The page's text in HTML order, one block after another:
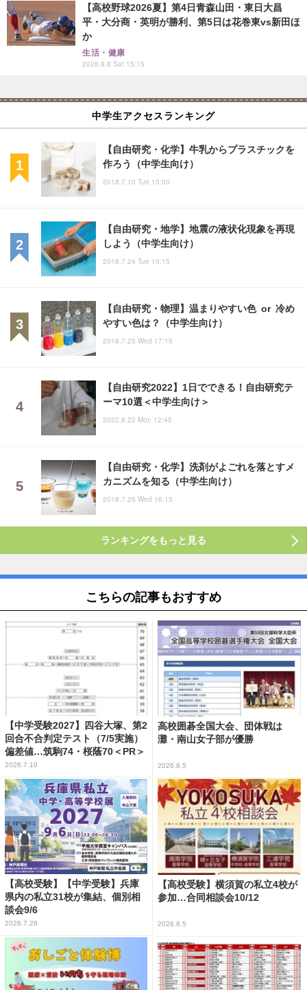
【高校野球2026夏】第4日青森山田・東日大昌
平・大分商・英明が勝利、第5日は花巻東vs新田ほ
か
生活・健康
2026.8.8 Sat 15:15
中学生アクセスランキング
【自由研究・化学】牛乳からプラスチックを
作ろう（中学生向け）
2018.7.10 Tue 15:00
【自由研究・地学】地震の液状化現象を再現
しよう（中学生向け）
2018.7.24 Tue 10:15
【自由研究・物理】温まりやすい色 or 冷め
やすい色は？（中学生向け）
2018.7.25 Wed 17:15
【自由研究2022】1日でできる！自由研究テ
ーマ10選＜中学生向け＞
2022.8.22 Mon 12:45
【自由研究・化学】洗剤がよごれを落とすメ
カニズムを知る（中学生向け）
2018.7.25 Wed 16:15
ランキングをもっと見る
こちらの記事もおすすめ
【中学受験2027】四谷大塚、第2
回合不合判定テスト（7/5実施）
偏差値…筑駒74・桜蔭70＜PR＞
2026.7.10
高校囲碁全国大会、団体戦は
灘・南山女子部が優勝
2026.8.5
【高校受験】【中学受験】兵庫
県内の私立31校が集結、個別相
談会9/6
2026.7.28
【高校受験】横須賀の私立4校が
参加…合同相談会10/12
2026.8.5